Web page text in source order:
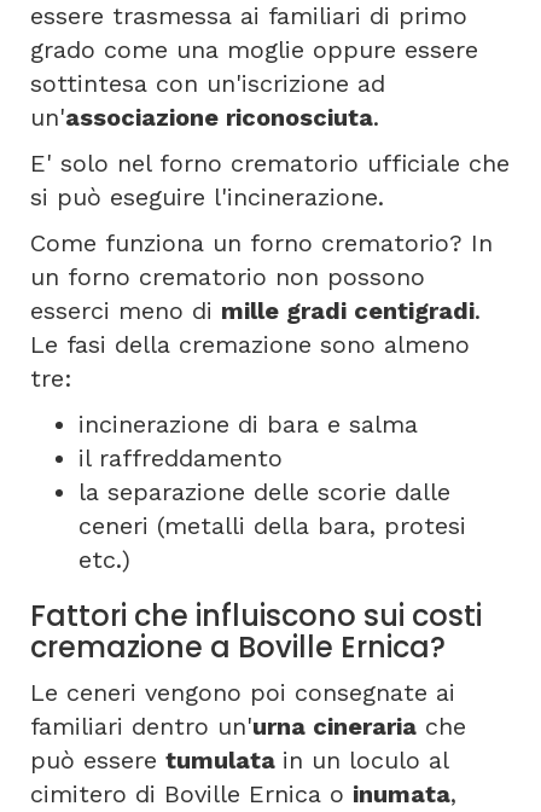
essere trasmessa ai familiari di primo
grado come una moglie oppure essere
sottintesa con un'iscrizione ad
un'associazione riconosciuta.
E' solo nel forno crematorio ufficiale che
si può eseguire l'incinerazione.
Come funziona un forno crematorio? In
un forno crematorio non possono
esserci meno di mille gradi centigradi.
Le fasi della cremazione sono almeno
tre:
incinerazione di bara e salma
il raffreddamento
la separazione delle scorie dalle
ceneri (metalli della bara, protesi
etc.)
Fattori che influiscono sui costi
cremazione a Boville Ernica?
Le ceneri vengono poi consegnate ai
familiari dentro un'urna cineraria che
può essere tumulata in un loculo al
cimitero di Boville Ernica o inumata,